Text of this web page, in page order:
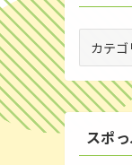
別
スポ